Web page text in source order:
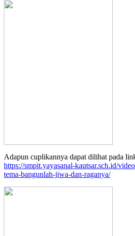
Adapun cuplikannya dapat dilihat pada
https://smpit.yayasanal-kautsar.sch.id/
tema-bangunlah-jiwa-dan-raganya/